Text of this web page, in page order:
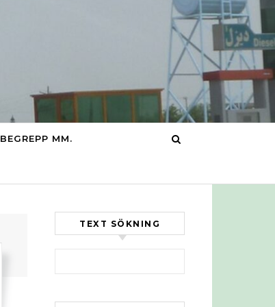
BEGREPP MM.
TEXT SÖKNING